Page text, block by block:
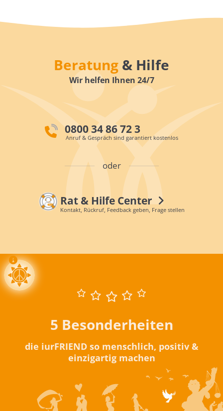
Beratung & Hilfe
Wir helfen Ihnen 24/7
0800 34 86 72 3
Anruf & Gespräch sind garantiert kostenlos
oder
Rat & Hilfe Center
Kontakt, Rückruf, Feedback geben, Frage stellen
5 Besonderheiten
die iurFRIEND so menschlich, positiv &
einzigartig machen